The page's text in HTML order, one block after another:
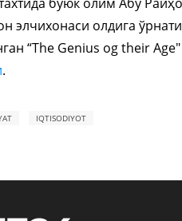
буюк олим Абу
элчихонаси олдига
“The Genius og their
.
IQTISODIYOT